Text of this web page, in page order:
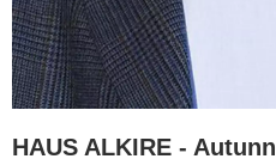
HAUS ALKIRE -